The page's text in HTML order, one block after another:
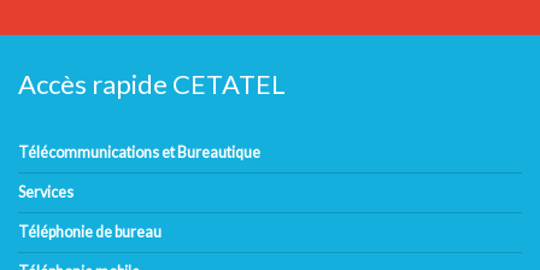
Accès rapide CETATEL
Télécommunications et Bureautique
Services
Téléphonie de bureau